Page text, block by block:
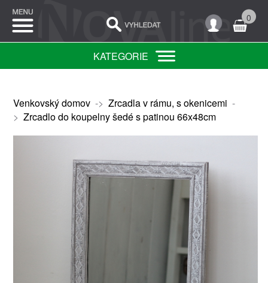
0
KATEGORIE
Venkovský domov-> Zrcadla v rámu, s okenicemi -
> Zrcadlo do koupelny šedé s patinou 66x48cm